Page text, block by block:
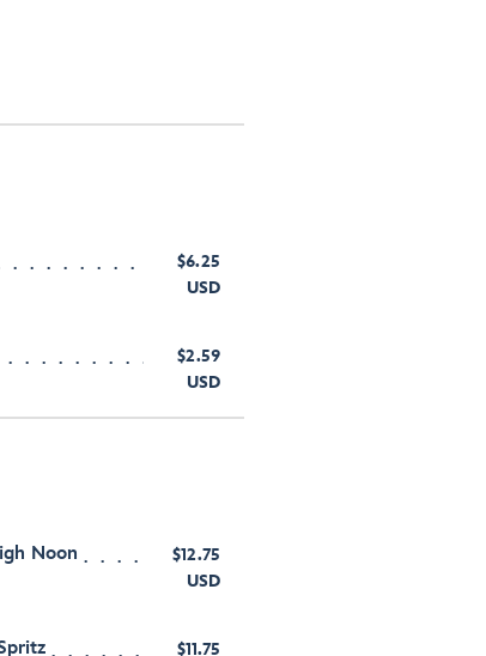
$6.25
USD
$2.59
USD
Noon
$12.75
USD
$11.75